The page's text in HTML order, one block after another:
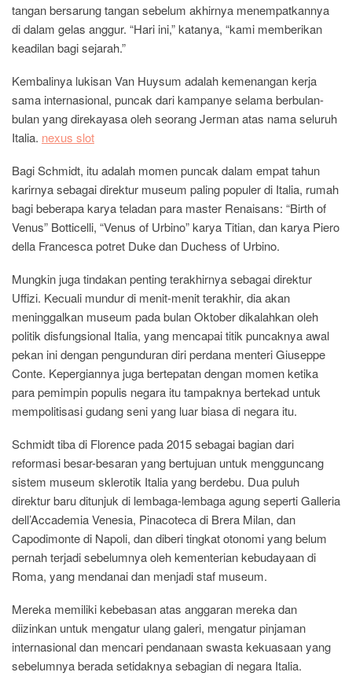
tangan bersarung tangan sebelum akhirnya menempatkannya
di dalam gelas anggur. “Hari ini,” katanya, “kami memberikan
keadilan bagi sejarah.”
Kembalinya lukisan Van Huysum adalah kemenangan kerja
sama internasional, puncak dari kampanye selama berbulan-
bulan yang direkayasa oleh seorang Jerman atas nama seluruh
Italia. nexus slot
Bagi Schmidt, itu adalah momen puncak dalam empat tahun
karirnya sebagai direktur museum paling populer di Italia, rumah
bagi beberapa karya teladan para master Renaisans: “Birth of
Venus” Botticelli, “Venus of Urbino” karya Titian, dan karya Piero
della Francesca potret Duke dan Duchess of Urbino.
Mungkin juga tindakan penting terakhirnya sebagai direktur
Uffizi. Kecuali mundur di menit-menit terakhir, dia akan
meninggalkan museum pada bulan Oktober dikalahkan oleh
politik disfungsional Italia, yang mencapai titik puncaknya awal
pekan ini dengan pengunduran diri perdana menteri Giuseppe
Conte. Kepergiannya juga bertepatan dengan momen ketika
para pemimpin populis negara itu tampaknya bertekad untuk
mempolitisasi gudang seni yang luar biasa di negara itu.
Schmidt tiba di Florence pada 2015 sebagai bagian dari
reformasi besar-besaran yang bertujuan untuk mengguncang
sistem museum sklerotik Italia yang berdebu. Dua puluh
direktur baru ditunjuk di lembaga-lembaga agung seperti Galleria
dell’Accademia Venesia, Pinacoteca di Brera Milan, dan
Capodimonte di Napoli, dan diberi tingkat otonomi yang belum
pernah terjadi sebelumnya oleh kementerian kebudayaan di
Roma, yang mendanai dan menjadi staf museum.
Mereka memiliki kebebasan atas anggaran mereka dan
diizinkan untuk mengatur ulang galeri, mengatur pinjaman
internasional dan mencari pendanaan swasta kekuasaan yang
sebelumnya berada setidaknya sebagian di negara Italia.